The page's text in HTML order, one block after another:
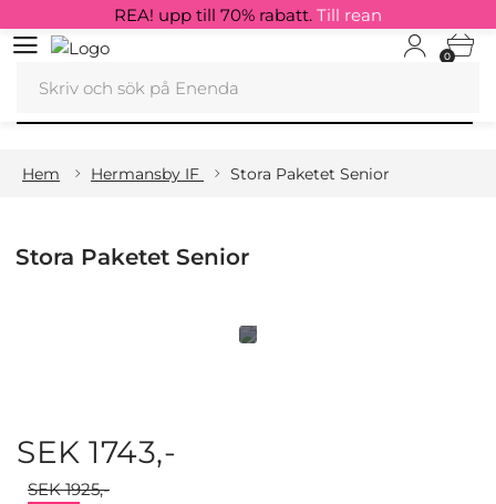
0
REA! upp till 70% rabatt. Till rean
Hem Hermansby IF Stora Paketet Senior
Stora Paketet Senior
SEK 1743,-
SEK 1925,-